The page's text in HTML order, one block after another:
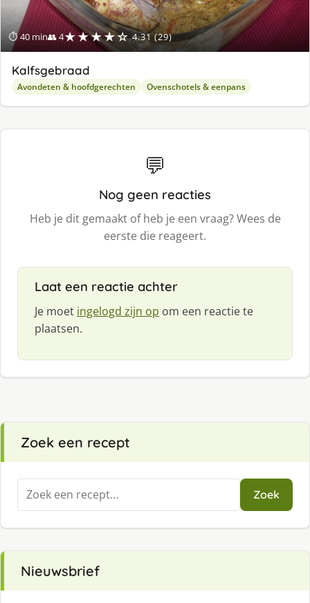
⏱ 40 min👥 4★★★★☆ 4.31 (29)
Kalfsgebraad
Avondeten & hoofdgerechten Ovenschotels & eenpans
💬
Nog geen reacties
Heb je dit gemaakt of heb je een vraag? Wees de
eerste die reageert.
Laat een reactie achter
Je moet ingelogd zijn op om een reactie te
plaatsen.
Zoek een recept
Zoeken
naar:
Zoek
Nieuwsbrief